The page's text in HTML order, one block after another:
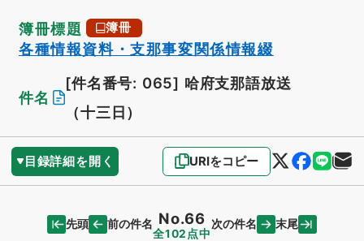
簿冊標題 簿冊
各種情報資料・支那事変関係情報綴
件名
[件名番号: 065] 哈府支那語放送
（十三日）
目録詳細を開く URIをコピー
先頭 前の件名 No.66
全102点中
次の件名 末尾